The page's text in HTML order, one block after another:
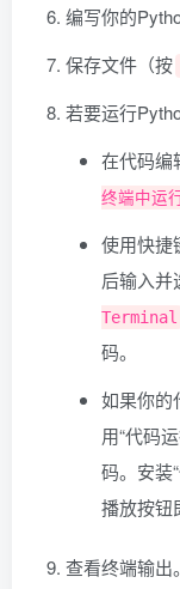
编写你的
保存文件（按
若要运行
在代码编
终端中运
使用快捷
后输入并
Terminal
码。
如果你的
用“代码
码。安装
播放按钮
查看终端输出